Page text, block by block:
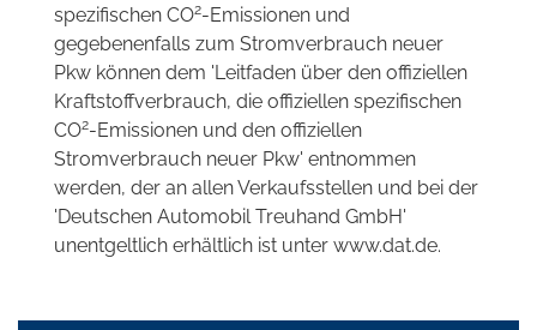
spezifischen CO2-Emissionen und
gegebenenfalls zum Stromverbrauch neuer
Pkw können dem 'Leitfaden über den offiziellen
Kraftstoffverbrauch, die offiziellen spezifischen
CO2-Emissionen und den offiziellen
Stromverbrauch neuer Pkw' entnommen
werden, der an allen Verkaufsstellen und bei der
'Deutschen Automobil Treuhand GmbH'
unentgeltlich erhältlich ist unter www.dat.de.